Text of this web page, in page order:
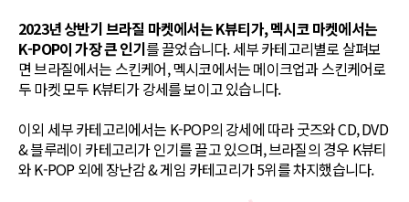
2023년 상반기 브라질 마켓에서는 K뷰티가, 멕시코 마켓에서는
K-POP이 가장 큰 인기를 끌었습니다. 세부 카테고리별로 살펴보
면 브라질에서는 스킨케어, 멕시코에서는 메이크업과 스킨케어로
두 마켓 모두 K뷰티가 강세를 보이고 있습니다.
이외 세부 카테고리에서는 K-POP의 강세에 따라 굿즈와 CD, DVD
& 블루레이 카테고리가 인기를 끌고 있으며, 브라질의 경우 K뷰티
와 K-POP 외에 장난감 & 게임 카테고리가 5위를 차지했습니다.